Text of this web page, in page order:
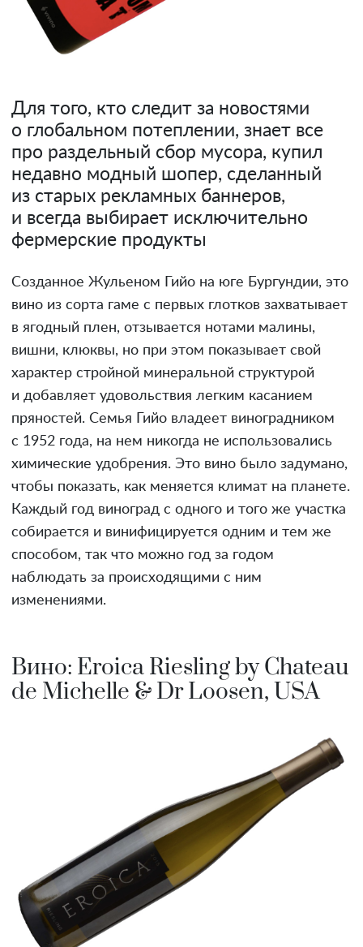
Для того, кто следит за новостями
о глобальном потеплении, знает все
про раздельный сбор мусора, купил
недавно модный шопер, сделанный
из старых рекламных баннеров,
и всегда выбирает исключительно
фермерские продукты
Созданное Жульеном Гийо на юге Бургундии, это
вино из сорта гаме с первых глотков захватывает
в ягодный плен, отзывается нотами малины,
вишни, клюквы, но при этом показывает свой
характер стройной минеральной структурой
и добавляет удовольствия легким касанием
пряностей. Семья Гийо владеет виноградником
с 1952 года, на нем никогда не использовались
химические удобрения. Это вино было задумано,
чтобы показать, как меняется климат на планете.
Каждый год виноград с одного и того же участка
собирается и винифицируется одним и тем же
способом, так что можно год за годом
наблюдать за происходящими с ним
изменениями.
Вино: Eroica Riesling by Chateau
de Michelle & Dr Loosen, USA